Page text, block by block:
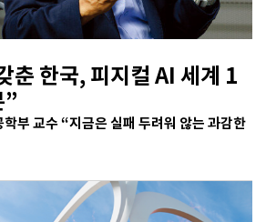
춘 한국, 피지컬 AI 세계 1
”
부 교수 “지금은 실패 두려워 않는 과감한